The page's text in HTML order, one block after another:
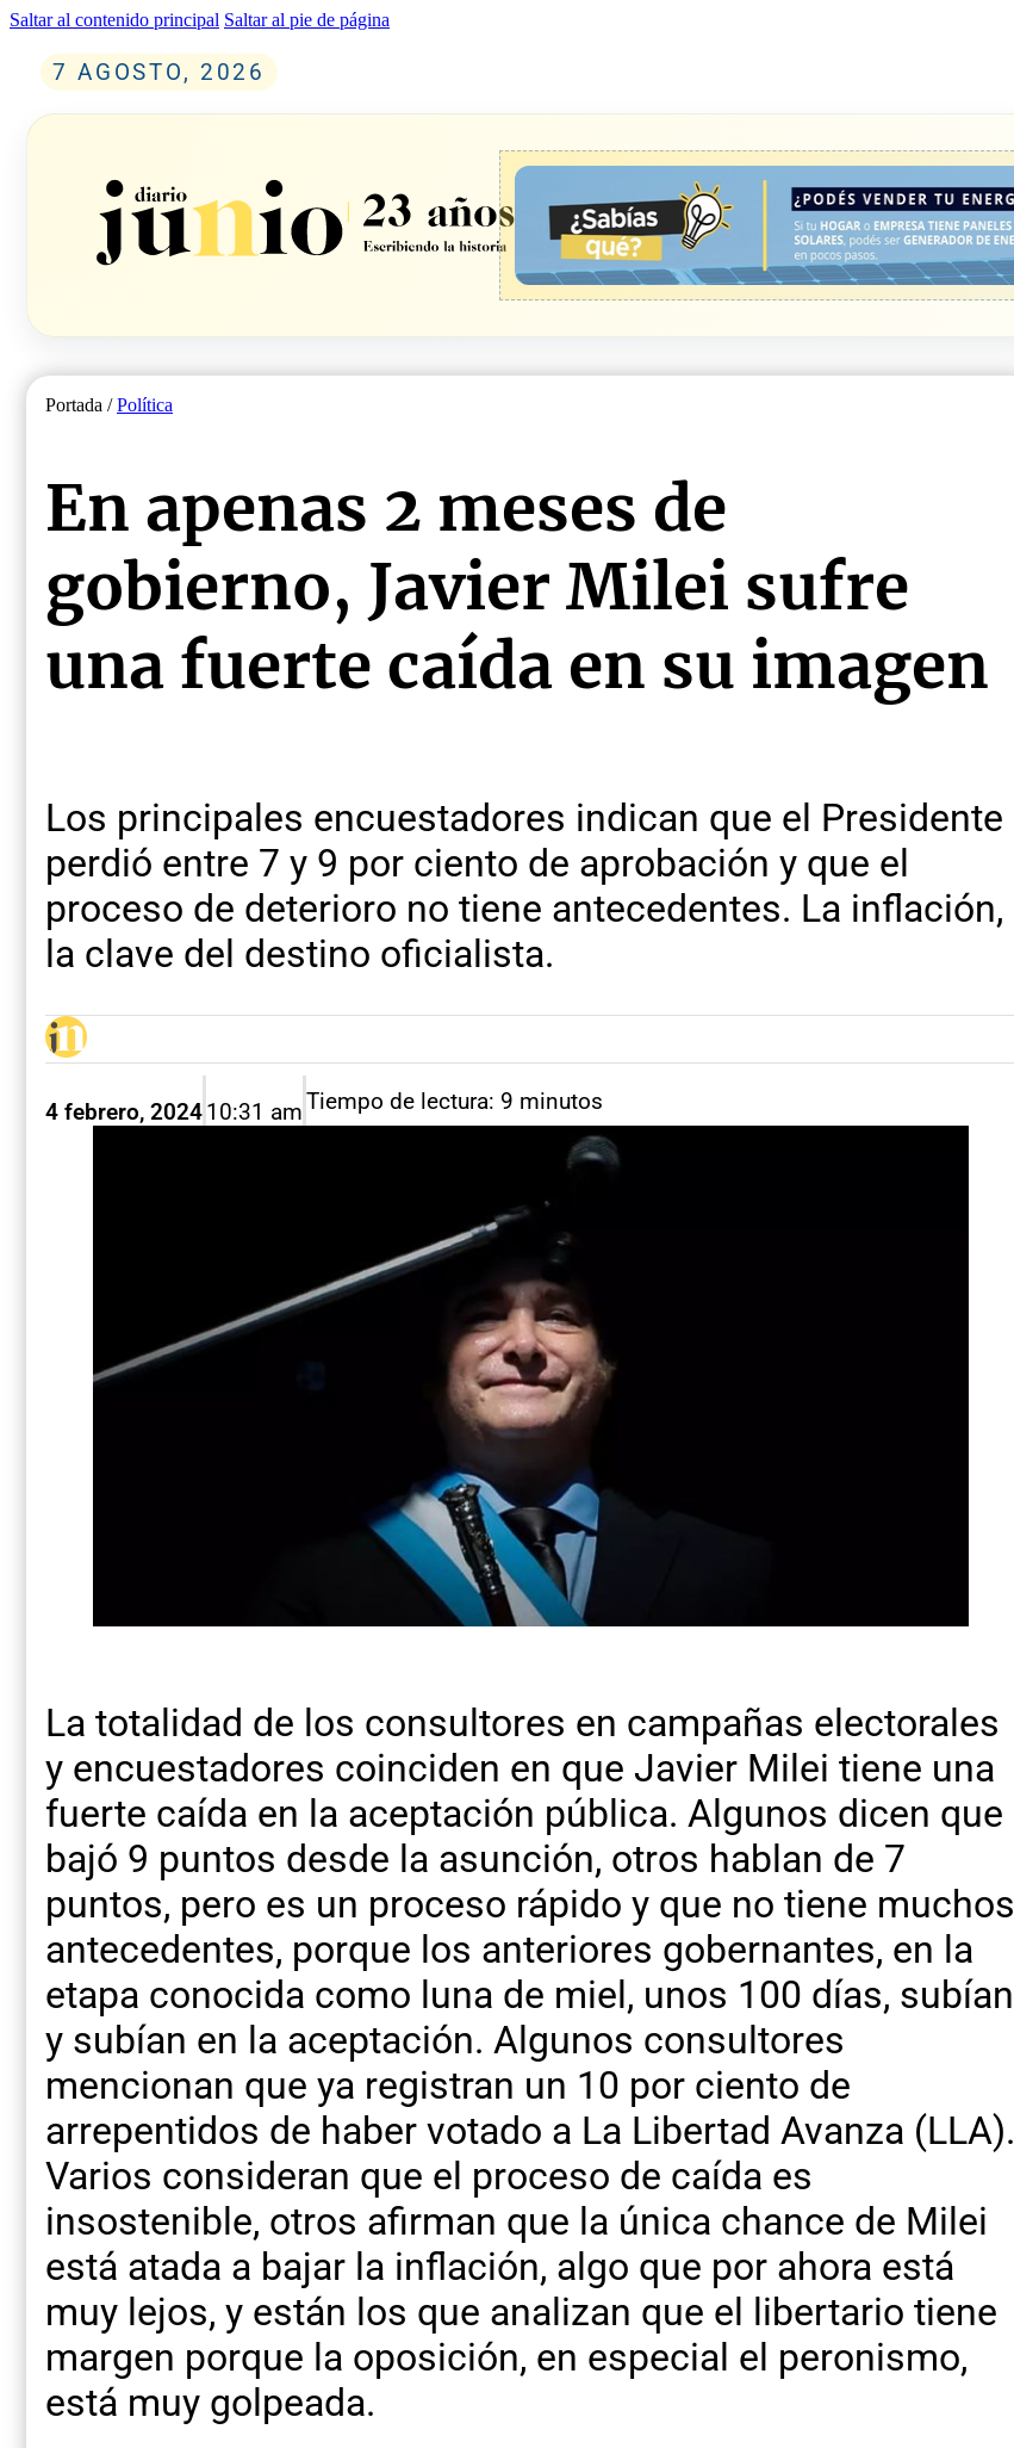
Saltar al contenido principal Saltar al pie de página
7 AGOSTO, 2026
Portada /Política
En apenas 2 meses de
gobierno, Javier Milei sufre
una fuerte caída en su imagen
Los principales encuestadores indican que el Presidente
perdió entre 7 y 9 por ciento de aprobación y que el
proceso de deterioro no tiene antecedentes. La inflación,
la clave del destino oficialista.
4 febrero, 202410:31 amTiempo de lectura: 9 minutos
La totalidad de los consultores en campañas electorales
y encuestadores coinciden en que Javier Milei tiene una
fuerte caída en la aceptación pública. Algunos dicen que
bajó 9 puntos desde la asunción, otros hablan de 7
puntos, pero es un proceso rápido y que no tiene muchos
antecedentes, porque los anteriores gobernantes, en la
etapa conocida como luna de miel, unos 100 días, subían
y subían en la aceptación. Algunos consultores
mencionan que ya registran un 10 por ciento de
arrepentidos de haber votado a La Libertad Avanza (LLA).
Varios consideran que el proceso de caída es
insostenible, otros afirman que la única chance de Milei
está atada a bajar la inflación, algo que por ahora está
muy lejos, y están los que analizan que el libertario tiene
margen porque la oposición, en especial el peronismo,
está muy golpeada.